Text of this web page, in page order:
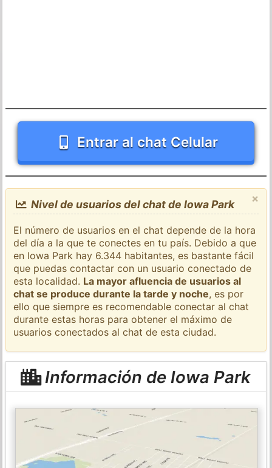
Entrar al chat Celular
×
Nivel de usuarios del chat de Iowa Park
El número de usuarios en el chat depende de la hora
del día a la que te conectes en tu país. Debido a que
en Iowa Park hay 6.344 habitantes, es bastante fácil
que puedas contactar con un usuario conectado de
esta localidad. La mayor afluencia de usuarios al
chat se produce durante la tarde y noche, es por
ello que siempre es recomendable conectar al chat
durante estas horas para obtener el máximo de
usuarios conectados al chat de esta ciudad.
Información de Iowa Park